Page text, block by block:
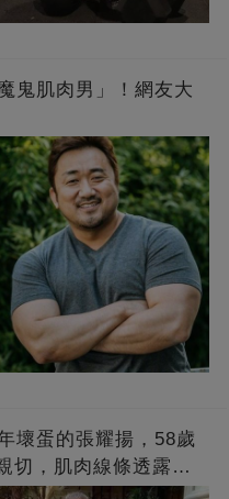
鬼肌肉男」！網友大
壞蛋的張耀揚，58歲
切，肌肉線條透露了